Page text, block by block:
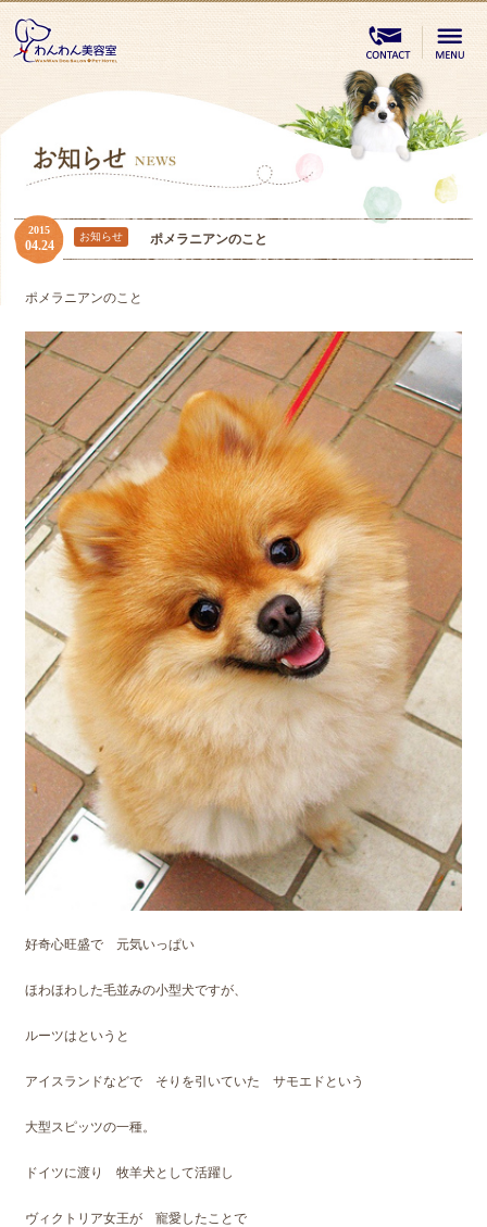
ポメラニアンのこと
2015
04.24
お知らせ
ポメラニアンのこと
好奇心旺盛で 元気いっぱい
ほわほわした毛並みの小型犬ですが、
ルーツはというと
アイスランドなどで そりを引いていた サモエドという
大型スピッツの一種。
ドイツに渡り 牧羊犬として活躍し
ヴィクトリア女王が 寵愛したことで